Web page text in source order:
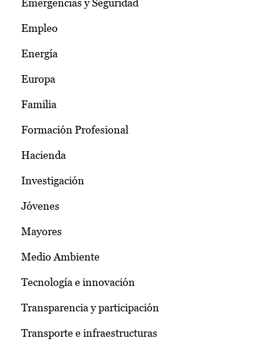
Emergencias y Seguridad
Empleo
Energía
Europa
Familia
Formación Profesional
Hacienda
Investigación
Jóvenes
Mayores
Medio Ambiente
Tecnología e innovación
Transparencia y participación
Transporte e infraestructuras